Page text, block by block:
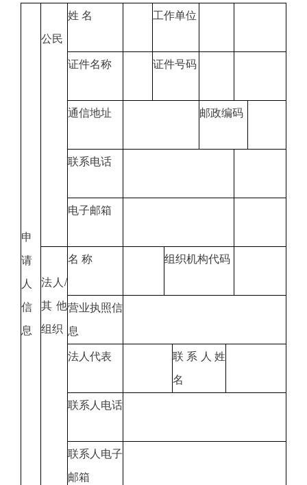
申
请
人
信
息
公民
姓 名 工作单位
证件名称 证件号码
通信地址 邮政编码
联系电话
电子邮箱
法人/
其他
组织
名 称 组织机构代码
营业执照信
息
法人代表
联系人姓
名
联系人电话
联系人电子
邮箱